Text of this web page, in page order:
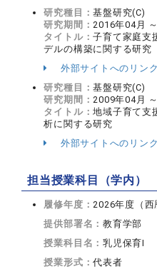
研究種目：基盤研究(C)
研究期間：2016年04月
タイトル：子育て家庭支
デルの構築に関する研究
外部サイトへのリン
研究種目：基盤研究(C)
研究期間：2009年04月
タイトル：地域子育て支
析に関する研究
外部サイトへのリン
担当授業科目（学内）
履修年度：2026年度（西
提供部署名：教育学部
授業科目名：乳児保育I
授業形式：代表者